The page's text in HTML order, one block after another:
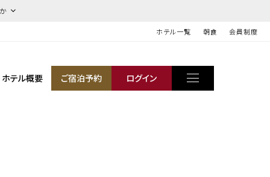
ホテル一覧 朝食 会員制度
ホテル概要 ご宿泊予約 ログイン